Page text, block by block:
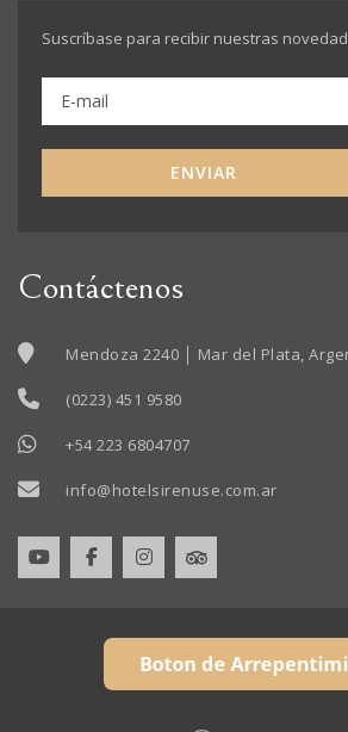
Suscríbase para recibir nuestras
ENVIAR
Contáctenos
Mendoza 2240 │ Mar del Plata,
(0223) 451 9580
+54 223 6804707
info@hotelsirenuse.com.ar